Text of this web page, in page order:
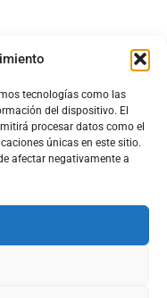
tecnologías como las
del dispositivo. El
procesar datos como el
únicas en este sitio.
afectar negativamente a